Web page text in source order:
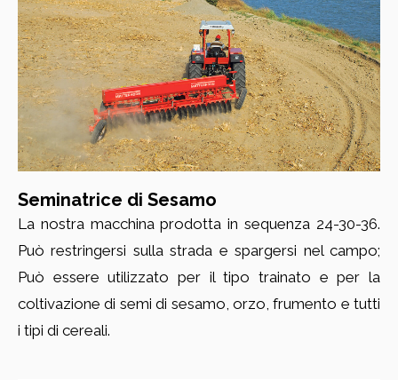
Seminatrice di Sesamo
La nostra macchina prodotta in sequenza 24-30-36.
Può restringersi sulla strada e spargersi nel campo;
Può essere utilizzato per il tipo trainato e per la
coltivazione di semi di sesamo, orzo, frumento e tutti
i tipi di cereali.